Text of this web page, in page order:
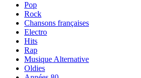
Pop
Rock
Chansons françaises
Electro
Hits
Rap
Musique Alternative
Oldies